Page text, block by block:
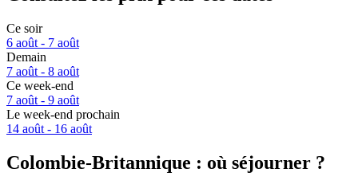
Ce soir
6 août - 7 août
Demain
7 août - 8 août
Ce week-end
7 août - 9 août
Le week-end prochain
14 août - 16 août
Colombie-Britannique : où séjourner ?